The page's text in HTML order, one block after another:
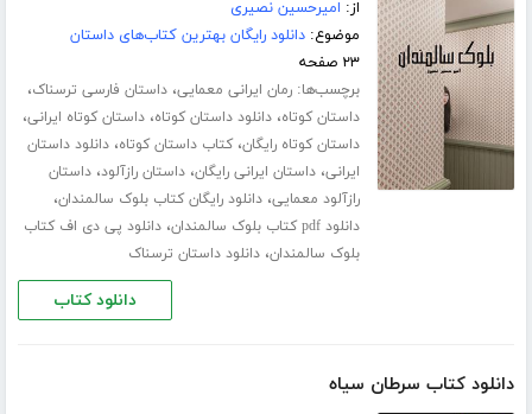
از: امیرحسین نصیری
موضوع:دانلود رایگان بهترین کتاب‌های داستان
۲۳ صفحه
برچسب‌ها:رمان ایرانی معمایی،داستان فارسی ترسناک،
داستان کوتاه،دانلود داستان کوتاه،داستان کوتاه ایرانی،
داستان کوتاه رایگان،کتاب داستان کوتاه،دانلود داستان
ایرانی،داستان ایرانی رایگان،داستان رازآلود،داستان
رازآلود معمایی،دانلود رایگان کتاب بلوک سالمندان،
دانلود pdf کتاب بلوک سالمندان ،دانلود پی دی اف کتاب
بلوک سالمندان،دانلود داستان ترسناک
دانلود کتاب
دانلود کتاب سرطان سیاه